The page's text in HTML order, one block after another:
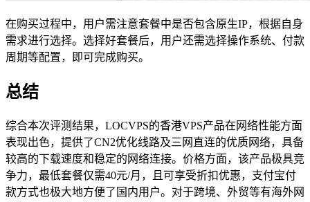
在购买过程中，用户需注意套餐中是否包含原生IP，根据自身
需求进行选择。选择好套餐后，用户还需选择操作系统、付款
周期等配置，即可完成购买。
总结
综合本次评测结果，LOCVPS的香港VPS产品在网络性能方面
表现出色，提供了CN2优化线路及三网直连的优质网络，具备
较高的下载速度和稳定的网络连接。价格方面，该产品极具竞
争力，最低套餐仅需40元/月，且可享受折扣优惠，支付宝付
款方式也极大地方便了国内用户。对于跨境、外贸等有海外网